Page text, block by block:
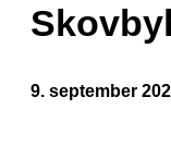
9. september